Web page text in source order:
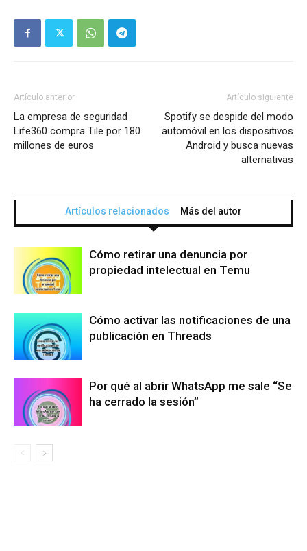
Artículo anterior
La empresa de seguridad
Life360 compra Tile por 180
millones de euros
Artículo siguiente
Spotify se despide del modo
automóvil en los dispositivos
Android y busca nuevas
alternativas
Artículos relacionados Más del autor
Cómo retirar una denuncia por
propiedad intelectual en Temu
Cómo activar las notificaciones de una
publicación en Threads
Por qué al abrir WhatsApp me sale “Se
ha cerrado la sesión”